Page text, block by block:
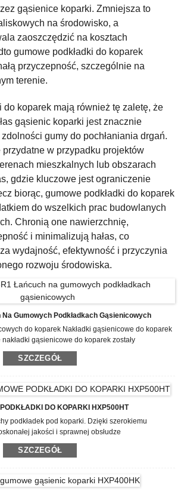
gąsienice koparki. Zmniejsza to
na środowisko, a
zaoszczędzić na kosztach
gumowe podkładki do koparek
przyczepność, szczególnie na
terenie.
do koparek mają również tę zaletę, że
gąsienic koparki jest znacznie
gumy do pochłaniania drgań.
w przypadku projektów
mieszkalnych lub obszarach
gdzie kluczowe jest ograniczenie
biorąc, gumowe podkładki do koparek
do wszelkich prac budowlanych
Chronią one nawierzchnię,
i minimalizują hałas, co
wydajność, efektywność i przyczynia
rozwoju środowiska.
Gumowych Podkładkach Gąsienicowych
do koparek Nakładki gąsienicowe do koparek
gąsienicowe do koparek zostały
ekstremalne warunki pracy, co czyni je
budownictwie i górnictwie. W przeciwieństwie do
jakości gumy zapewniają doskonałą odporność
nawet w skalistym lub nierównym terenie. Te
osadzonymi stalowymi linkami lub
SZCZEGÓŁ
DO KOPARKI HXP500HT
podkładek pod koparki. Dzięki szerokiemu
jakości i sprawnej obsłudze
znalazły zastosowanie w wielu firmach i
Dzięki solidnej historii kredytowej, doskonałej
wśród naszych odbiorców na całym świecie,
podkładek pod koparki RUBBE HXP500HT.
SZCZEGÓŁ